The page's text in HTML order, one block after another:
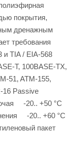
покрытия,
дренажным
требования
и TIA / EIA-568
T, 100BASE-TX,
51, ATM-155,
16 Passive
-20.. +50 °С
-20.. +60 °С
пакет